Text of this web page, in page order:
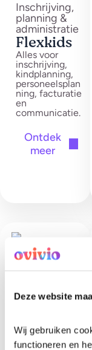
Deze website
Wij gebruiken
functioneren en
Inschrijving,
planning &
administratie
Flexkids
Alles voor
inschrijving,
kindplanning,
personeelsplan
ning, facturatie
en
communicatie.
Ontdek
meer